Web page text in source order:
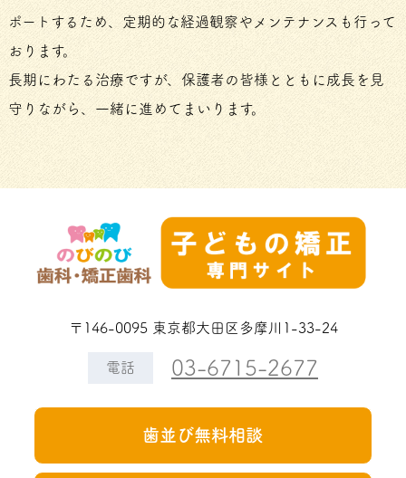
ポートするため、定期的な経過観察やメンテナンスも行って
おります。
長期にわたる治療ですが、保護者の皆様とともに成長を見
守りながら、一緒に進めてまいります。
〒146-0095 東京都大田区多摩川1-33-24
電話 03-6715-2677
歯並び無料相談